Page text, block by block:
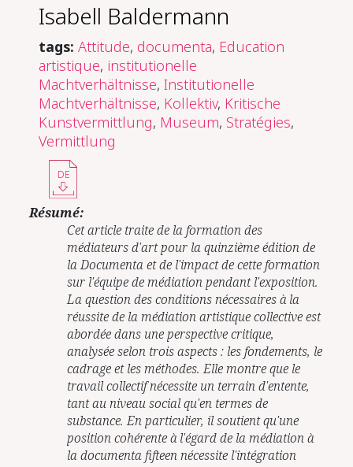
Isabell Baldermann
tags:Attitude, documenta, Education
artistique, institutionelle
Machtverhältnisse, Institutionelle
Machtverhältnisse, Kollektiv, Kritische
Kunstvermittlung, Museum, Stratégies,
Vermittlung
DE
Résumé:
Cet article traite de la formation des
médiateurs d'art pour la quinzième édition de
la Documenta et de l'impact de cette formation
sur l'équipe de médiation pendant l'exposition.
La question des conditions nécessaires à la
réussite de la médiation artistique collective est
abordée dans une perspective critique,
analysée selon trois aspects : les fondements, le
cadrage et les méthodes. Elle montre que le
travail collectif nécessite un terrain d'entente,
tant au niveau social qu'en termes de
substance. En particulier, il soutient qu'une
position cohérente à l'égard de la médiation à
la documenta fifteen nécessite l'intégration